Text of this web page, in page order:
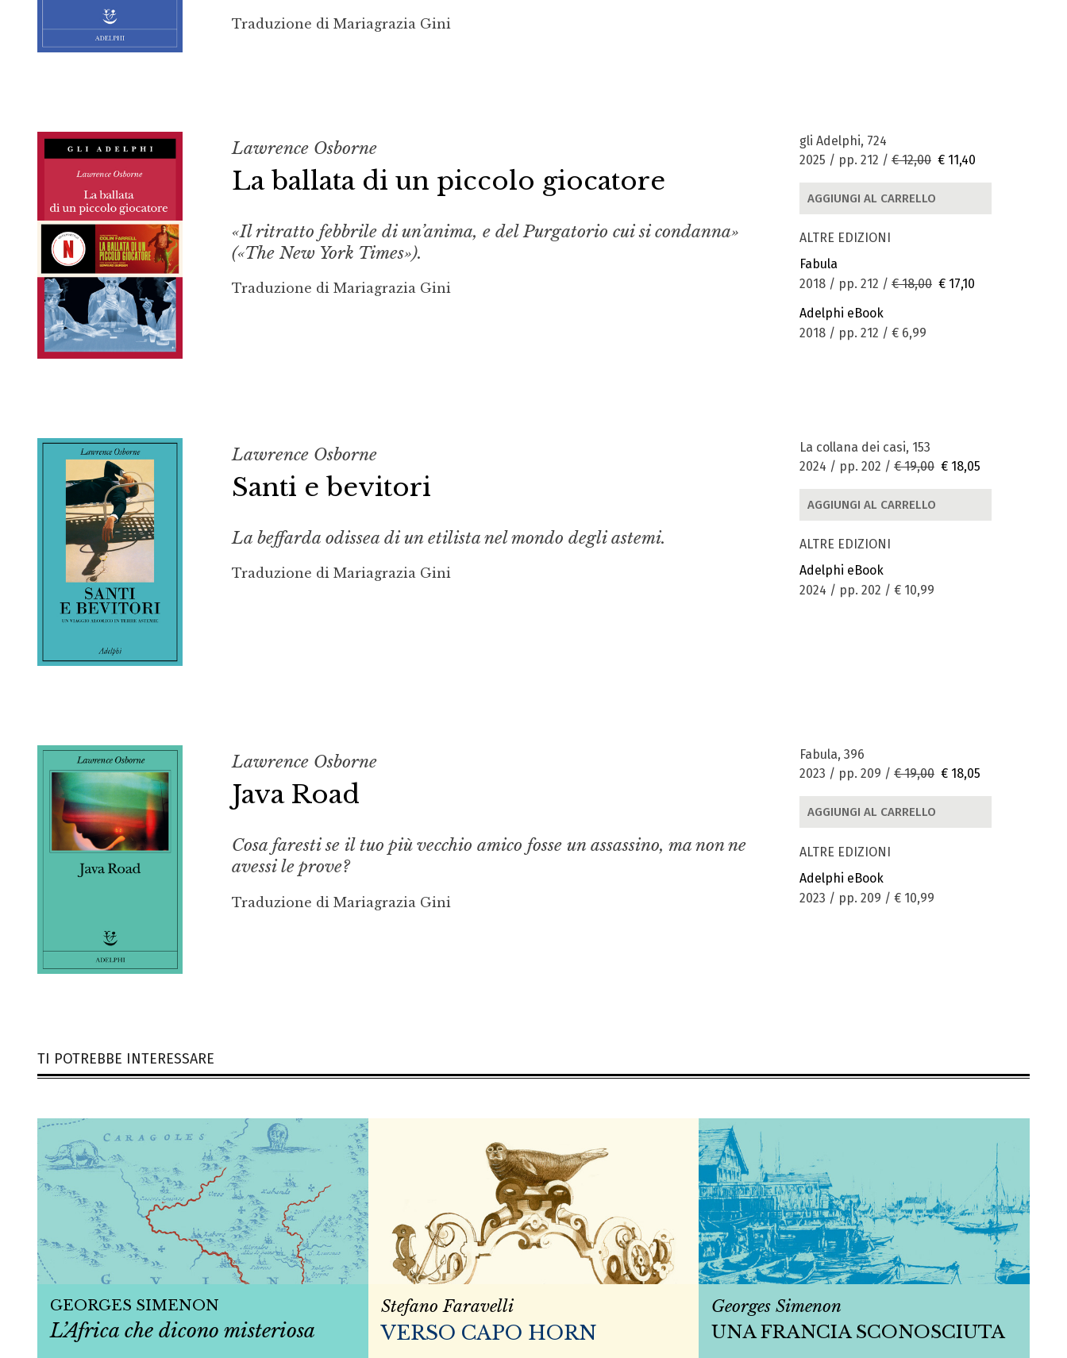
Traduzione di Mariagrazia Gini
Lawrence Osborne
La ballata di un piccolo giocatore
«Il ritratto febbrile di un’anima, e del Purgatorio cui si condanna»
(«The New York Times»).
Traduzione di Mariagrazia Gini
gli Adelphi, 724
2025 / pp. 212 / € 12,00 € 11,40
AGGIUNGI AL CARRELLO
ALTRE EDIZIONI
Fabula
2018 / pp. 212 / € 18,00 € 17,10
Adelphi eBook
2018 / pp. 212 / € 6,99
Lawrence Osborne
Santi e bevitori
La beffarda odissea di un etilista nel mondo degli astemi.
Traduzione di Mariagrazia Gini
La collana dei casi, 153
2024 / pp. 202 / € 19,00 € 18,05
AGGIUNGI AL CARRELLO
ALTRE EDIZIONI
Adelphi eBook
2024 / pp. 202 / € 10,99
Lawrence Osborne
Java Road
Cosa faresti se il tuo più vecchio amico fosse un assassino, ma non ne
avessi le prove?
Traduzione di Mariagrazia Gini
Fabula, 396
2023 / pp. 209 / € 19,00 € 18,05
AGGIUNGI AL CARRELLO
ALTRE EDIZIONI
Adelphi eBook
2023 / pp. 209 / € 10,99
TI POTREBBE INTERESSARE
GEORGES SIMENON
L’Africa che dicono misteriosa
Stefano Faravelli
VERSO CAPO HORN
Georges Simenon
UNA FRANCIA SCONOSCIUTA